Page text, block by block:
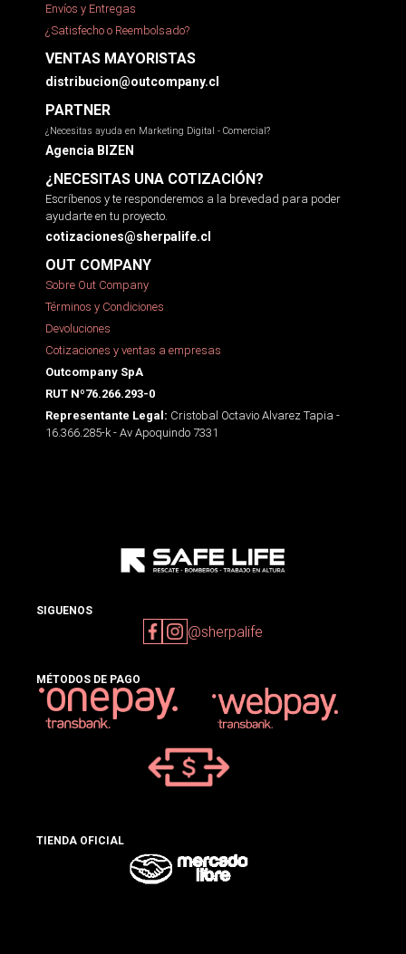
Envíos y Entregas
¿Satisfecho o Reembolsado?
VENTAS MAYORISTAS
distribucion@outcompany.cl
PARTNER
¿Necesitas ayuda en Marketing Digital - Comercial?
Agencia BIZEN
¿NECESITAS UNA COTIZACIÓN?
Escríbenos y te responderemos a la brevedad para poder
ayudarte en tu proyecto.
cotizaciones@sherpalife.cl
OUT COMPANY
Sobre Out Company
Términos y Condiciones
Devoluciones
Cotizaciones y ventas a empresas
Outcompany SpA
RUT Nº76.266.293-0
Representante Legal: Cristobal Octavio Alvarez Tapia -
16.366.285-k - Av Apoquindo 7331
SIGUENOS
@sherpalife
MÉTODOS DE PAGO
TIENDA OFICIAL